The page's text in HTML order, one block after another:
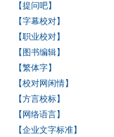
【提问吧】
【字幕校对】
【职业校对】
【图书编辑】
【繁体字】
【校对网闲情】
【方言校标】
【网络语言】
【企业文字标准】